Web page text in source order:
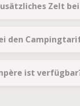
Zelt
den
ist